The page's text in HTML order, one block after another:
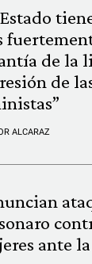
de la
de
ALCARAZ
ante